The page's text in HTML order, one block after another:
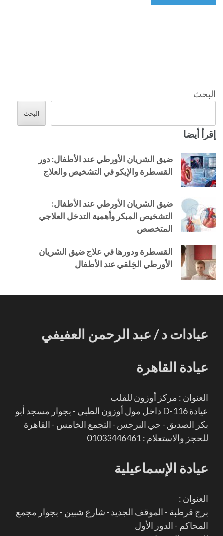
البحث
البحث
إقرأ أيضا
ضيق الشريان الأورطي عند الأطفال: دور
القسطرة والإيكو في التشخيص والعلاج
ضيق الشريان الأورطي عند الأطفال:
التشخيص المبكر وأهمية التدخل العلاجي
المتخصص
القسطرة ودورها في علاج ضيق الشريان
الأورطي الخِلقي عند الأطفال
عيادات د / عبد الرحمن العفيفي
عيادة القاهرة
العنوان : مركز أوزون للقلب
عيادة D-116 داخل مول أوزون الطبي - بجوار مسجد أبو
بكر الصديق - حي النرجس - التجمع الخامس - القاهرة
للحجز والاستعلام : 01033446461
عيادة الإسماعيلية
العنوان :
برج قرطبة - الموقف الجديد - شارع شبين - بجوار مجمع
المحاكم - الدور الأول